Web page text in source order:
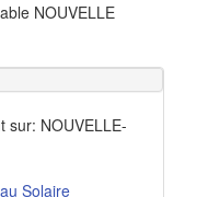
NOUVELLE
sur: NOUVELLE-
Solaire